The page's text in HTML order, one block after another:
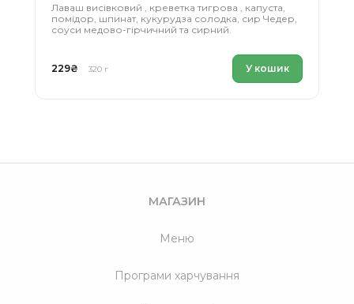
Лаваш висівковий , креветка тигрова , капуста,
помідор, шпинат, кукурудза солодка, сир Чедер,
соуси медово-гірчичний та сирний.
229₴ 320 г У кошик
МАГАЗИН
Меню
Програми харчування